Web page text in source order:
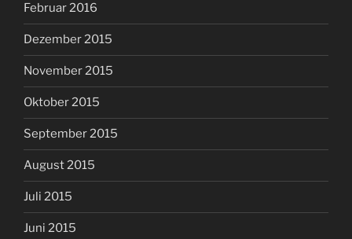
Februar 2016
Dezember 2015
November 2015
Oktober 2015
September 2015
August 2015
Juli 2015
Juni 2015